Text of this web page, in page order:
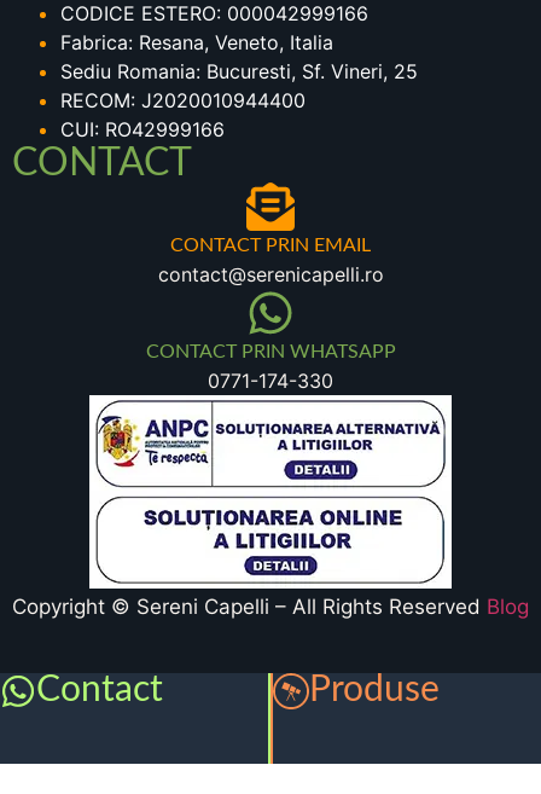
CODICE ESTERO: 000042999166
Fabrica: Resana, Veneto, Italia
Sediu Romania: Bucuresti, Sf. Vineri, 25
RECOM: J2020010944400
CUI: RO42999166
CONTACT
CONTACT PRIN EMAIL
contact@serenicapelli.ro
CONTACT PRIN WHATSAPP
0771-174-330
Copyright © Sereni Capelli – All Rights Reserved Blog
Contact Produse